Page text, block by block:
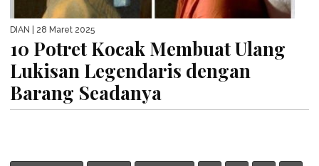
DIAN | 28 Maret 2025
10 Potret Kocak Membuat Ulang
Lukisan Legendaris dengan
Barang Seadanya